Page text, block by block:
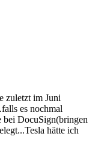
zuletzt im Juni
es nochmal
bei DocuSign(bringen
hätte ich